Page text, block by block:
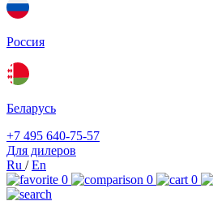
Россия
Беларусь
+7 495 640-75-57
Для дилеров
Ru /En
0
0 0